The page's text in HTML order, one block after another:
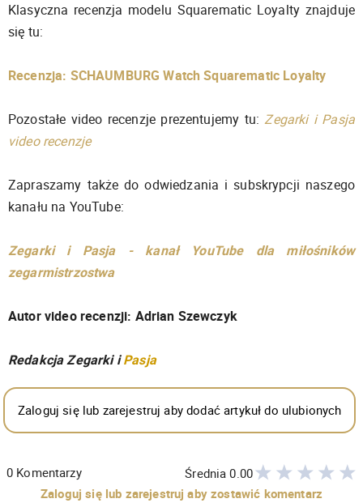
Klasyczna recenzja modelu Squarematic Loyalty znajduje
się tu:
Recenzja: SCHAUMBURG Watch Squarematic Loyalty
Pozostałe video recenzje prezentujemy tu:Zegarki i Pasja
video recenzje
Zapraszamy także do odwiedzania i subskrypcji naszego
kanału na YouTube:
Zegarki i Pasja - kanał YouTube dla miłośników
zegarmistrzostwa
Autor video recenzji: Adrian Szewczyk
Redakcja Zegarki iPasja
Zaloguj się lub zarejestruj aby dodać artykuł do ulubionych
0 Komentarzy Średnia0.00
Zaloguj się lub zarejestruj aby zostawić komentarz